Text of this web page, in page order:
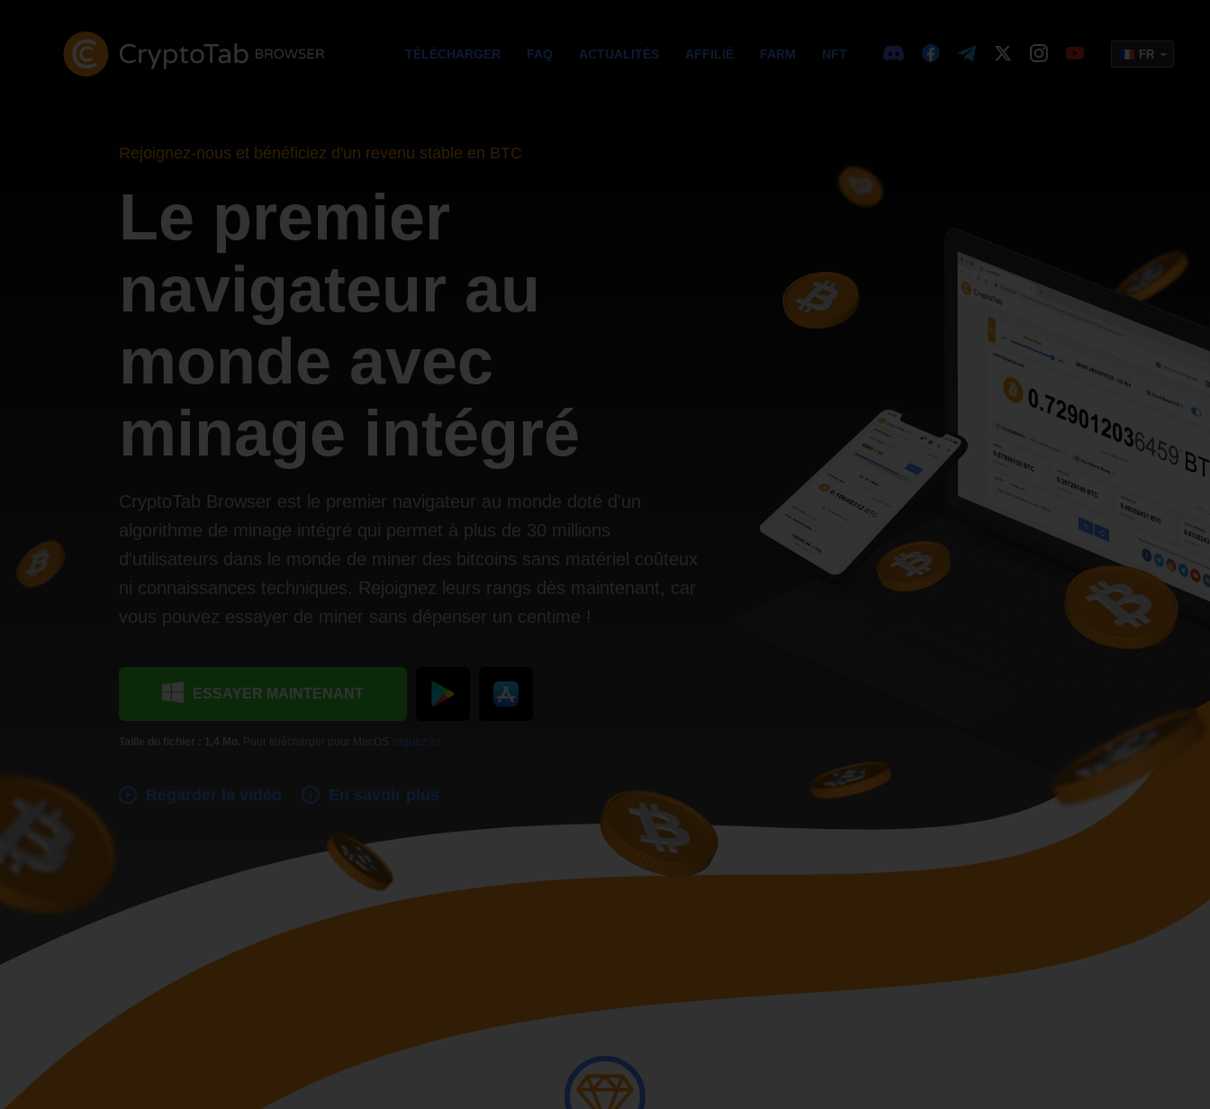
TÉLÉCHARGER FAQ ACTUALITÉS AFFILIÉ FARM NFT FR
Rejoignez-nous et bénéficiez d'un revenu stable en BTC
Le premier
navigateur au
monde avec
minage intégré
CryptoTab Browser est le premier navigateur au monde doté d'un
algorithme de minage intégré qui permet à plus de 30 millions
d'utilisateurs dans le monde de miner des bitcoins sans matériel coûteux
ni connaissances techniques. Rejoignez leurs rangs dès maintenant, car
vous pouvez essayer de miner sans dépenser un centime !
ESSAYER MAINTENANT
Taille du fichier : 1,4 Mo. Pour télécharger pour MacOS cliquez ici
Regarder la vidéo En savoir plus